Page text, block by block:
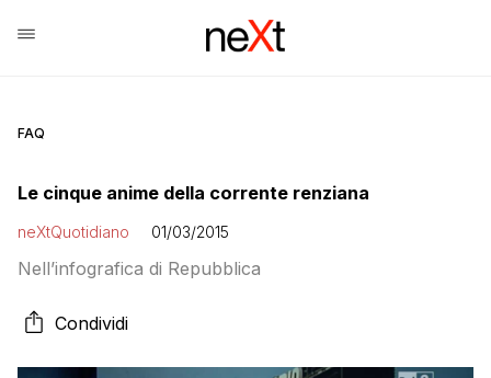
FAQ
Le cinque anime della corrente renziana
neXtQuotidiano 01/03/2015
Nell’infografica di Repubblica
Condividi